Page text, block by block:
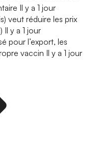
Il y a 1 jour
veut réduire les prix
Il y a 1 jour
pour l’export, les
vaccin Il y a 1 jour